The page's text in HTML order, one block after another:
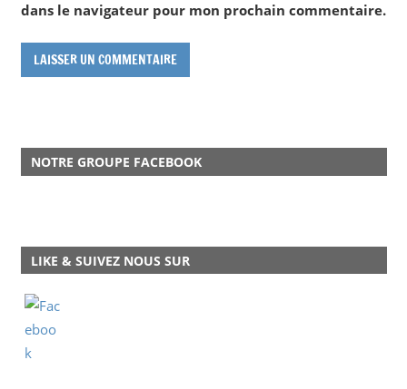
dans le navigateur pour mon prochain commentaire.
NOTRE GROUPE FACEBOOK
LIKE & SUIVEZ NOUS SUR